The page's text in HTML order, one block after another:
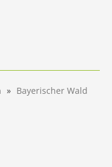
Bayerischer Wald